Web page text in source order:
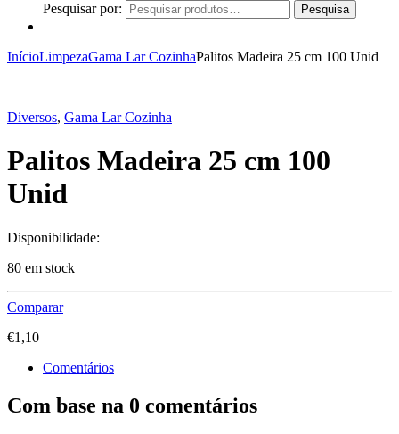
Pesquisar por:
Pesquisa
InícioLimpezaGama Lar CozinhaPalitos Madeira 25 cm 100 Unid
Diversos, Gama Lar Cozinha
Palitos Madeira 25 cm 100
Unid
Disponibilidade:
80 em stock
Comparar
€1,10
Comentários
Com base na 0 comentários